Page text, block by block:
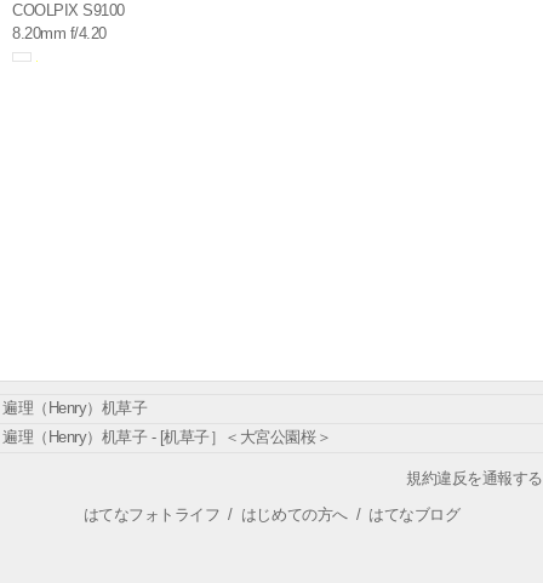
COOLPIX S9100
8.20mm f/4.20
遍理（Henry）机草子
遍理（Henry）机草子 - [机草子］＜大宮公園桜＞
規約違反を通報する
はてなフォトライフ / はじめての方へ/ はてなブログ